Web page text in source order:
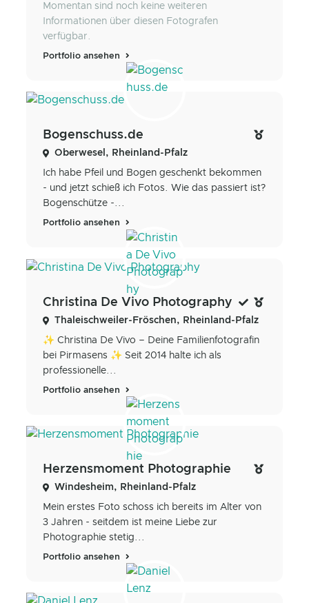
Momentan sind noch keine weiteren
Informationen über diesen Fotografen
verfügbar.
Portfolio ansehen
Bogenschuss.de
Oberwesel, Rheinland-Pfalz
Ich habe Pfeil und Bogen geschenkt bekommen
- und jetzt schieß ich Fotos. Wie das passiert ist?
Bogenschütze -...
Portfolio ansehen
Christina De Vivo Photography
Thaleischweiler-Fröschen, Rheinland-Pfalz
✨ Christina De Vivo – Deine Familienfotografin
bei Pirmasens ✨ Seit 2014 halte ich als
professionelle...
Portfolio ansehen
Herzensmoment Photographie
Windesheim, Rheinland-Pfalz
Mein erstes Foto schoss ich bereits im Alter von
3 Jahren - seitdem ist meine Liebe zur
Photographie stetig...
Portfolio ansehen